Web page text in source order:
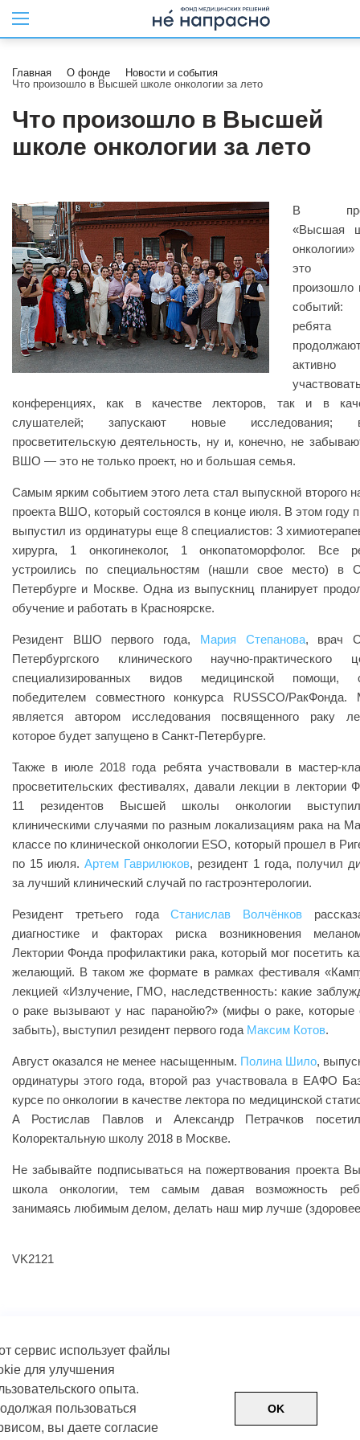
Главная О фонде
Новости и события
Что произошло в Высшей школе онкологии за лето
Что произошло в Высшей
школе онкологии за лето
В
«Высшая
это
произошло
событий:
ребята
активно
конференциях, как в качестве лекторов, так и в
слушателей; запускают новые исследования;
просветительскую деятельность, ну и, конечно, не
ВШО — это не только проект, но и большая семья.
Самым ярким событием этого лета стал выпускной второго
проекта ВШО, который состоялся в конце июля. В этом году
выпустил из ординатуры еще 8 специалистов: 3
хирурга, 1 онкогинеколог, 1 онкопатоморфолог. Все
устроились по специальностям (нашли свое место) в
Петербурге и Москве. Одна из выпускниц планирует
обучение и работать в Красноярске.
Резидент ВШО первого года, Мария Степанова, врач
Петербургского клинического научно-практического
специализированных видов медицинской помощи,
победителем совместного конкурса RUSSCO/
является автором исследования посвященного раку
которое будет запущено в Санкт-Петербурге.
Также в июле 2018 года ребята участвовали в мастер-
просветительских фестивалях, давали лекции в лектории
11 резидентов Высшей школы онкологии
клиническими случаями по разным локализациям рака на
классе по клинической онкологии ESO, который прошел в
по 15 июля. Артем Гаврилюков, резидент 1 года, получил
за лучший клинический случай по гастроэнтерологии.
Резидент третьего годаСтанислав Волчёнков
диагностике и факторах риска возникновения
Лектории Фонда профилактики рака, который мог посетить
желающий. В таком же формате в рамках фестиваля
лекцией «Излучение, ГМО, наследственность: какие
о раке вызывают у нас паранойю?» (мифы о раке, которые
забыть), выступил резидент первого года Максим Котов.
Август оказался не менее насыщенным. Полина Шило,
ординатуры этого года, второй раз участвовала в EAФО
курсе по онкологии в качестве лектора по медицинской
А Ростислав Павлов и Александр Петрачков
Колоректальную школу 2018 в Москве.
Не забывайте подписываться на пожертвования проекта
школа онкологии, тем самым давая возможность
занимаясь любимым делом, делать наш мир лучше
VK2121
сервис использует файлы
для улучшения
опыта.
пользоваться
вы даете согласие
OK